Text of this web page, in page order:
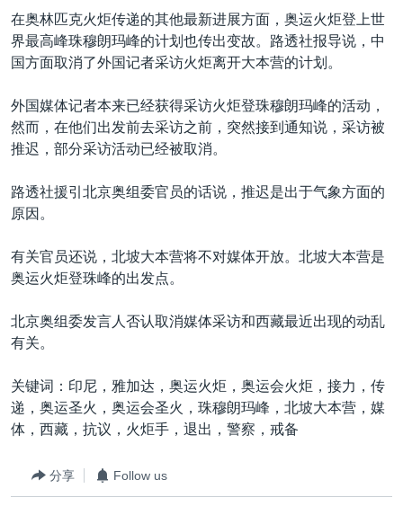
在奥林匹克火炬传递的其他最新进展方面，奥运火炬登上世
界最高峰珠穆朗玛峰的计划也传出变故。路透社报导说，中
国方面取消了外国记者采访火炬离开大本营的计划。
外国媒体记者本来已经获得采访火炬登珠穆朗玛峰的活动，
然而，在他们出发前去采访之前，突然接到通知说，采访被
推迟，部分采访活动已经被取消。
路透社援引北京奥组委官员的话说，推迟是出于气象方面的
原因。
有关官员还说，北坡大本营将不对媒体开放。北坡大本营是
奥运火炬登珠峰的出发点。
北京奥组委发言人否认取消媒体采访和西藏最近出现的动乱
有关。
关键词：印尼，雅加达，奥运火炬，奥运会火炬，接力，传
递，奥运圣火，奥运会圣火，珠穆朗玛峰，北坡大本营，媒
体，西藏，抗议，火炬手，退出，警察，戒备
分享 Follow us